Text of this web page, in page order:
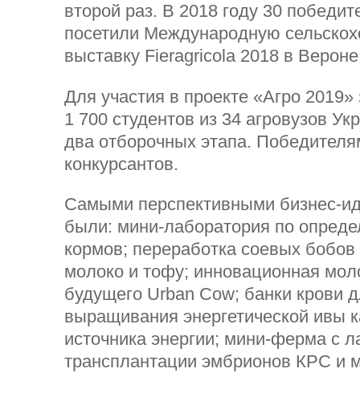
второй раз. В 2018 году 30
посетили Международную
выставку Fieragricola 2018 в
Для участия в проекте «Агро 2019»
1 700 студентов из 34 агровузов
два отборочных этапа.
конкурсантов.
Самыми перспективными бизнес-
были: мини-лаборатория по
кормов; переработка соевых
молоко и тофу; инновационная
будущего Urban Cow; банки крови
выращивания энергетической ивы
источника энергии; мини-ферма с
трансплантации эмбрионов КРС и